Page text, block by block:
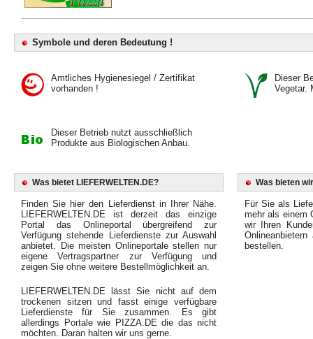
Symbole und deren Bedeutung !
Amtliches Hygienesiegel / Zertifikat
vorhanden !
Dieser
Vegetar.
Dieser Betrieb nutzt ausschließlich
Produkte aus Biologischen Anbau.
Was bietet LIEFERWELTEN.DE?
Finden Sie hier den Lieferdienst in Ihrer Nähe.
LIEFERWELTEN.DE ist derzeit das einzige
Portal das Onlineportal übergreifend zur
Verfügung stehende Lieferdienste zur Auswahl
anbietet. Die meisten Onlineportale stellen nur
eigene Vertragspartner zur Verfügung und
zeigen Sie ohne weitere Bestellmöglichkeit an.
LIEFERWELTEN.DE lässt Sie nicht auf dem
trockenen sitzen und fasst einige verfügbare
Lieferdienste für Sie zusammen. Es gibt
allerdings Portale wie PIZZA.DE die das nicht
möchten. Daran halten wir uns gerne.
Was bieten
Für Sie als
mehr als einem
wir Ihren
bestellen.